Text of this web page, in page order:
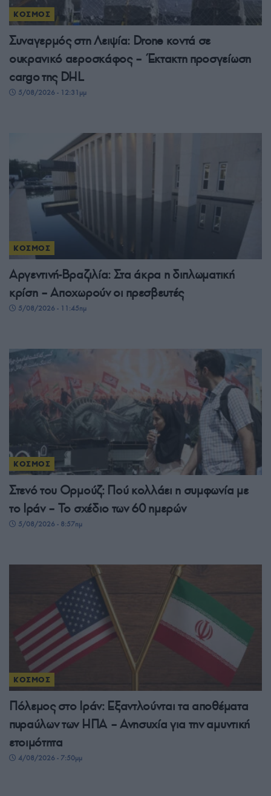
ΚΟΣΜΟΣ
Συναγερμός στη Λειψία: Drone κοντά σε
ουκρανικό αεροσκάφος – Έκτακτη προσγείωση
cargo της DHL
5/08/2026 - 12:31μμ
ΚΟΣΜΟΣ
Αργεντινή-Βραζιλία: Στα άκρα η διπλωματική
κρίση – Αποχωρούν οι πρεσβευτές
5/08/2026 - 11:45πμ
ΚΟΣΜΟΣ
Στενό του Ορμούζ: Πού κολλάει η συμφωνία με
το Ιράν – Το σχέδιο των 60 ημερών
5/08/2026 - 8:57πμ
ΚΟΣΜΟΣ
Πόλεμος στο Ιράν: Εξαντλούνται τα αποθέματα
πυραύλων των ΗΠΑ – Ανησυχία για την αμυντική
ετοιμότητα
4/08/2026 - 7:50μμ